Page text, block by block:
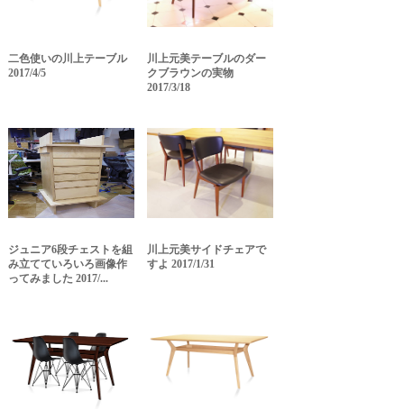
二色使いの川上テーブル
2017/4/5
川上元美テーブルのダー
クブラウンの実物
2017/3/18
ジュニア6段チェストを組
み立てていろいろ画像作
ってみました 2017/...
川上元美サイドチェアで
すよ 2017/1/31